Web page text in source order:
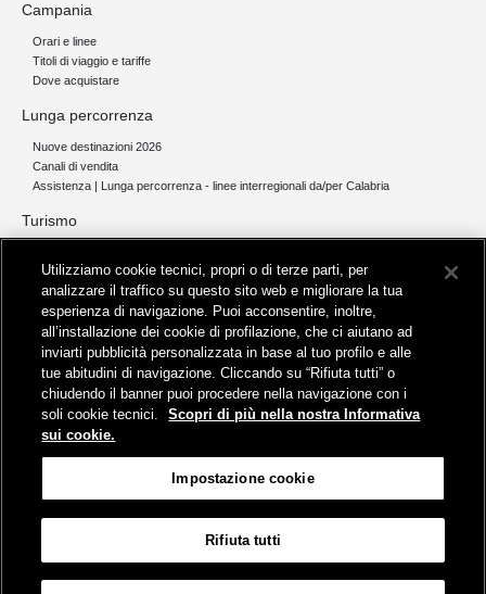
Campania
Orari e linee
Titoli di viaggio e tariffe
Dove acquistare
Lunga percorrenza
Nuove destinazioni 2026
Canali di vendita
Assistenza | Lunga percorrenza - linee interregionali da/per Calabria
Turismo
Servizi per aeroporti
Servizi di noleggio con conducente
Servizio di navigazione sul Lago Trasimeno
News e comunicati stampa
Comunicati stampa
Busitalia – Sita Nord
, Gruppo FS Italiane, è attiva nei servizi di
trasporto locale in Italia ed all'estero, che gestisce direttamente o
attraverso società controllate.
Viale Fratelli Rosselli, 80 - 50123 Firenze
Utilizziamo cookie tecnici, propri o di terze parti, per
analizzare il traffico su questo sito web e migliorare la tua
esperienza di navigazione. Puoi acconsentire, inoltre,
all’installazione dei cookie di profilazione, che ci aiutano ad
inviarti pubblicità personalizzata in base al tuo profilo e alle
tue abitudini di navigazione. Cliccando su “Rifiuta tutti” o
chiudendo il banner puoi procedere nella navigazione con i
soli cookie tecnici.
Scopri di più nella nostra Informativa
sui cookie.
Impostazione cookie
Rifiuta tutti